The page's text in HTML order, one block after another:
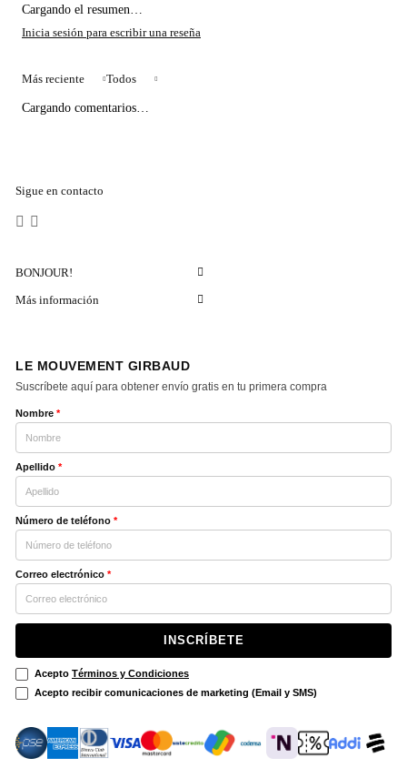
Cargando el resumen…
Más reciente Todos
Cargando comentarios…
Sigue en contacto
BONJOUR!
Más información
LE MOUVEMENT GIRBAUD
Suscríbete aquí para obtener envío gratis en tu primera compra
Nombre *
Apellido *
Número de teléfono *
Correo electrónico *
INSCRÍBETE
Acepto Términos y Condiciones
Acepto recibir comunicaciones de marketing (Email y SMS)